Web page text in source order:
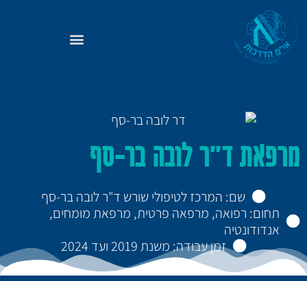
מרפאת ד"ר לובה בר-סף
שם: המרכז לטיפולי שורש ד"ר לובה בר-סף
תחום: רפואה, מרפאה פרטית, מרפאת מומחים,
אנדודונטיה
זמן עבודה: משנת 2019 ועד 2024